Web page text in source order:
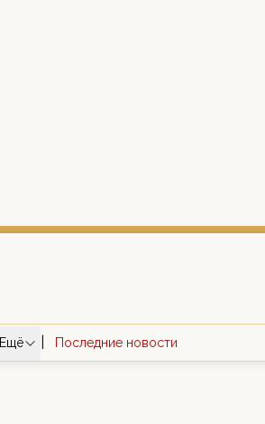
Ещё Последние новости